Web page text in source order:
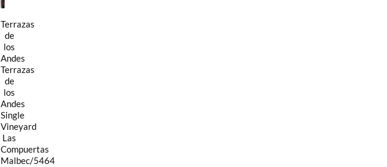
Terrazas
de
los
Andes
Terrazas
de
los
Andes
Single
Vineyard
Las
Compuertas
Malbec/5464